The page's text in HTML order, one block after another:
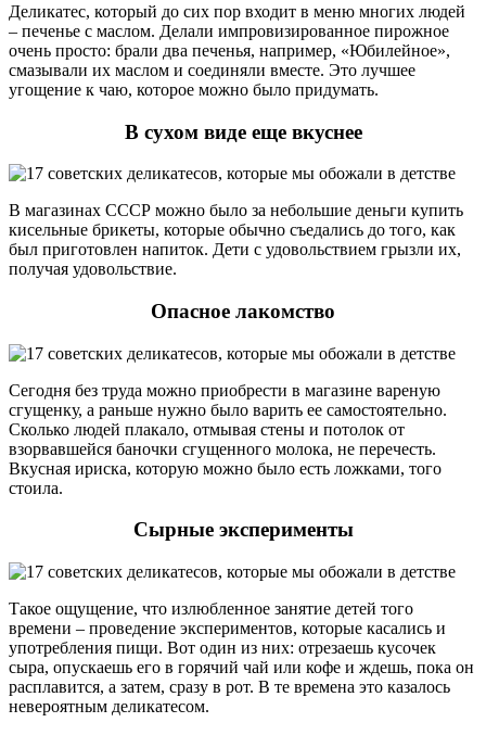
Деликатес, который до сих пор входит в меню многих людей
– печенье с маслом. Делали импровизированное пирожное
очень просто: брали два печенья, например, «Юбилейное»,
смазывали их маслом и соединяли вместе. Это лучшее
угощение к чаю, которое можно было придумать.
В сухом виде еще вкуснее
В магазинах СССР можно было за небольшие деньги купить
кисельные брикеты, которые обычно съедались до того, как
был приготовлен напиток. Дети с удовольствием грызли их,
получая удовольствие.
Опасное лакомство
Сегодня без труда можно приобрести в магазине вареную
сгущенку, а раньше нужно было варить ее самостоятельно.
Сколько людей плакало, отмывая стены и потолок от
взорвавшейся баночки сгущенного молока, не перечесть.
Вкусная ириска, которую можно было есть ложками, того
стоила.
Сырные эксперименты
Такое ощущение, что излюбленное занятие детей того
времени – проведение экспериментов, которые касались и
употребления пищи. Вот один из них: отрезаешь кусочек
сыра, опускаешь его в горячий чай или кофе и ждешь, пока он
расплавится, а затем, сразу в рот. В те времена это казалось
невероятным деликатесом.